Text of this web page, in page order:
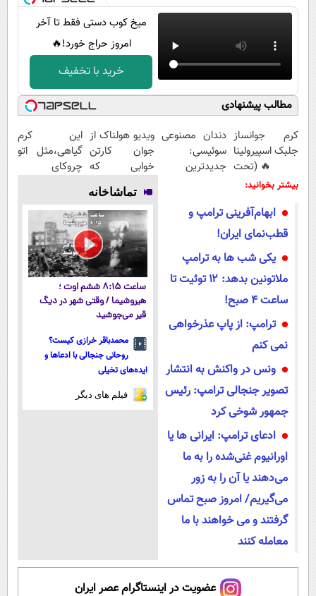
میخ کوب دستی فقط تا آخر
امروز حراج خورد!🔥
خرید با تخفیف
مطالب پیشنهادی
کرم جوانساز
جلبک اسپیرولینا
🔥 (تحت
لیسانس آلمان)
دندان مصنوعی
سوئیسی:
جدیدترین
پرداخت قسطی
ویدیو هولناک از
جوان کارتن
خوابی که
میلیاردر شد.
آموزش رایگان
این کرم
گیاهی،مثل اتو
چروکای
بیشتر بخوانید:
ابهام‌آفرینی ترامپ و
قطب‌نمای ایران!
یکی شب ها به ترامپ
ملاتونین بدهد: ۱۲ توئیت تا
ساعت ۴ صبح!
ترامپ: از پاپ عذرخواهی
نمی کنم
ونس در واکنش به انتشار
تصویر جنجالی ترامپ: رئیس
جمهور شوخی کرد
ادعای ترامپ: ایرانی ها یا
اورانیوم غنی‌شده را به ما
می‌دهند یا آن را به زور
می‌گیریم/ امروز صبح تماس
گرفتند و می خواهند با ما
معامله کنند
تماشاخانه
ساعت ۸:۱۵ ششم اوت ؛
هیروشیما / وقتی شهر در دیگ
قیر می‌جوشید
محمدباقر خرازی کیست؟
روحانی جنجالی با ادعاها و
ایده‌های تخیلی
فیلم های دیگر
عضویت در اینستاگرام عصر ایران